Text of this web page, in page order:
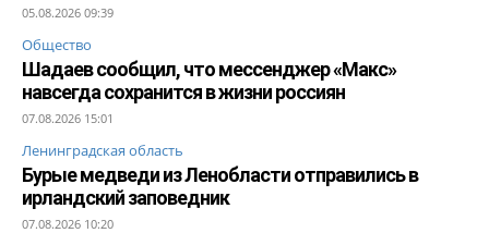
05.08.2026 09:39
Общество
Шадаев сообщил, что мессенджер «Макс»
навсегда сохранится в жизни россиян
07.08.2026 15:01
Ленинградская область
Бурые медведи из Ленобласти отправились в
ирландский заповедник
07.08.2026 10:20